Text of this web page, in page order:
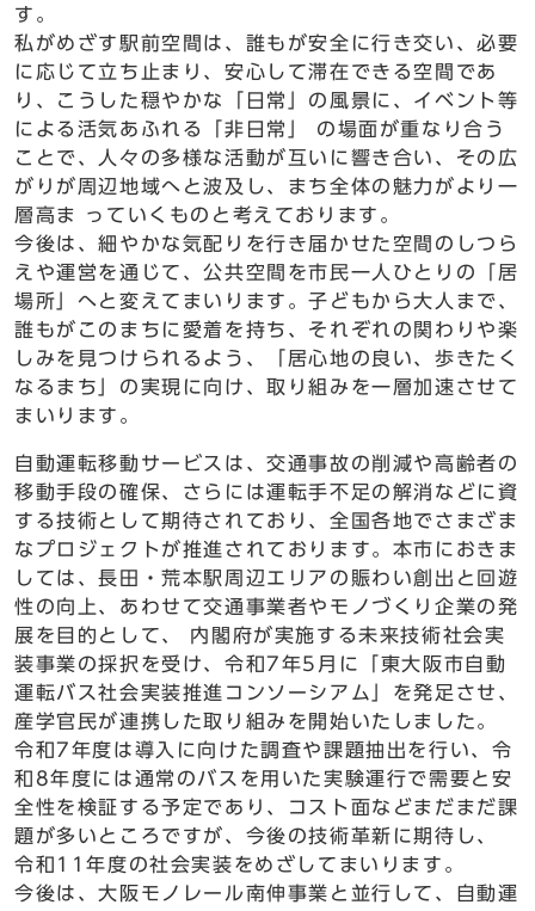
す。
私がめざす駅前空間は、誰もが安全に行き交い、必要
に応じて立ち止まり、安心して滞在できる空間であ
り、こうした穏やかな「日常」の風景に、イベント等
による活気あふれる「非日常」 の場面が重なり合う
ことで、人々の多様な活動が互いに響き合い、その広
がりが周辺地域へと波及し、まち全体の魅力がより一
層高ま っていくものと考えております。
今後は、細やかな気配りを行き届かせた空間のしつら
えや運営を通じて、公共空間を市民一人ひとりの「居
場所」へと変えてまいります。子どもから大人まで、
誰もがこのまちに愛着を持ち、それぞれの関わりや楽
しみを見つけられるよう、「居心地の良い、歩きたく
なるまち」の実現に向け、取り組みを一層加速させて
まいります。
自動運転移動サービスは、交通事故の削減や高齢者の
移動手段の確保、さらには運転手不足の解消などに資
する技術として期待されており、全国各地でさまざま
なプロジェクトが推進されております。本市におきま
しては、長田・荒本駅周辺エリアの賑わい創出と回遊
性の向上、あわせて交通事業者やモノづくり企業の発
展を目的として、 内閣府が実施する未来技術社会実
装事業の採択を受け、令和7年5月に「東大阪市自動
運転バス社会実装推進コンソーシアム」を発足させ、
産学官民が連携した取り組みを開始いたしました。
令和7年度は導入に向けた調査や課題抽出を行い、令
和8年度には通常のバスを用いた実験運行で需要と安
全性を検証する予定であり、コスト面などまだまだ課
題が多いところですが、今後の技術革新に期待し、
令和11年度の社会実装をめざしてまいります。
今後は、大阪モノレール南伸事業と並行して、自動運